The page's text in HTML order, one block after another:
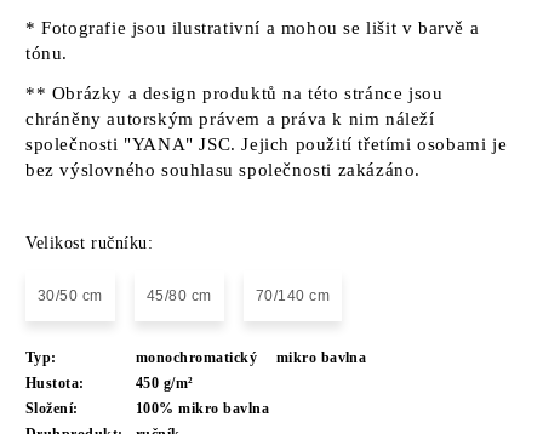
* Fotografie jsou ilustrativní a mohou se lišit v barvě a
tónu.
** Obrázky a design produktů na této stránce jsou
chráněny autorským právem a práva k nim náleží
společnosti "YANA" JSC. Jejich použití třetími osobami je
bez výslovného souhlasu společnosti zakázáno.
Velikost ručníku:
30/50 cm 45/80 cm 70/140 cm
Typ: monochromatický
mikro bavlna
Hustota:
450 g/m²
Složení:
100% mikro bavlna